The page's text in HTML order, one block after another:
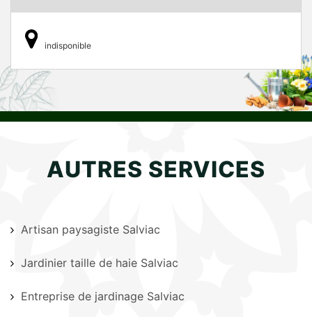
indisponible
AUTRES SERVICES
Artisan paysagiste Salviac
Jardinier taille de haie Salviac
Entreprise de jardinage Salviac